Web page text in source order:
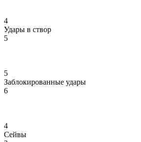
4
Удары в створ
5
5
Заблокированные удары
6
4
Сейвы